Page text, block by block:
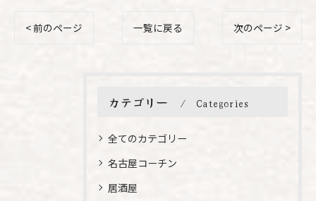
< 前のページ 一覧に戻る 次のページ >
カテゴリー Categories
全てのカテゴリー
名古屋コーチン
居酒屋